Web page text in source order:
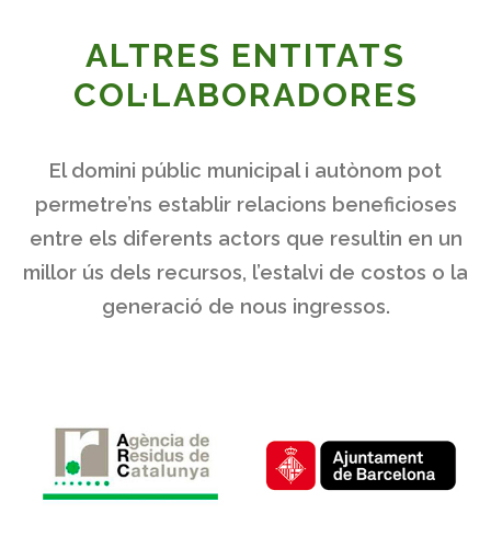
ALTRES ENTITATS
COL·LABORADORES
El domini públic municipal i autònom pot
permetre’ns establir relacions beneficioses
entre els diferents actors que resultin en un
millor ús dels recursos, l’estalvi de costos o la
generació de nous ingressos.